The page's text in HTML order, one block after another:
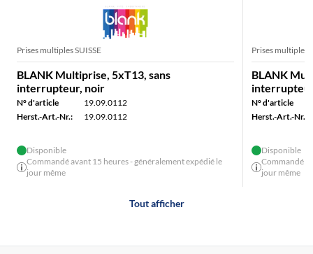
Prises multiples SUISSE
BLANK Multiprise, 5xT13, sans
interrupteur, noir
N° d'article
19.09.0112
Herst.-Art.-Nr.:
19.09.0112
Disponible
Commandé avant 15 heures - généralement expédié le
jour même
Prises multiples
BLANK
N° d'article
Herst.-Art.-Nr.:
Disponible
Commandé
jour même
Tout afficher